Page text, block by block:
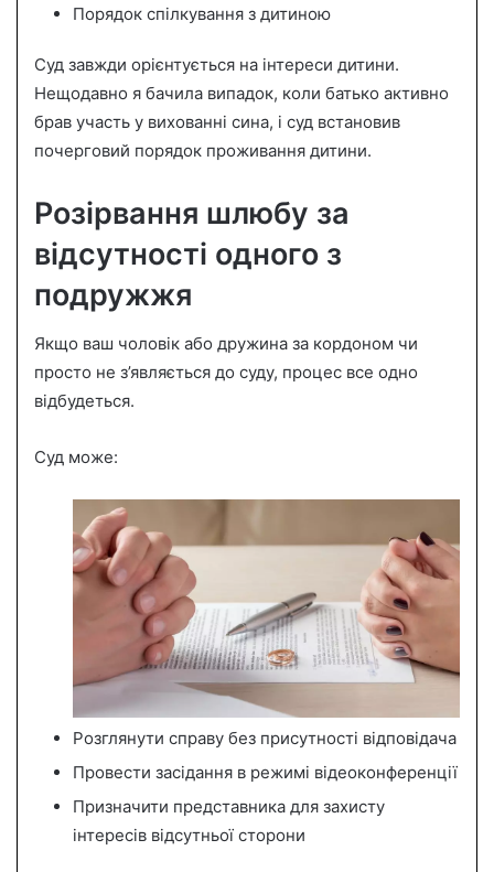
Порядок спілкування з дитиною
Суд завжди орієнтується на інтереси дитини.
Нещодавно я бачила випадок, коли батько активно
брав участь у вихованні сина, і суд встановив
почерговий порядок проживання дитини.
Розірвання шлюбу за
відсутності одного з
подружжя
Якщо ваш чоловік або дружина за кордоном чи
просто не з’являється до суду, процес все одно
відбудеться.
Суд може:
Розглянути справу без присутності відповідача
Провести засідання в режимі відеоконференції
Призначити представника для захисту
інтересів відсутньої сторони